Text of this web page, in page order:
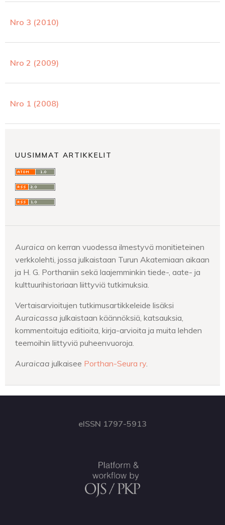
Nro 3 (2010)
Nro 2 (2009)
Nro 1 (2008)
UUSIMMAT ARTIKKELIT
Auraica on kerran vuodessa ilmestyvä monitieteinen
verkkolehti, jossa julkaistaan Turun Akatemiaan aikaan
ja H. G. Porthaniin sekä laajemminkin tiede-, aate- ja
kulttuurihistoriaan liittyviä tutkimuksia.
Vertaisarvioitujen tutkimusartikkeleide lisäksi
Auraicassa julkaistaan käännöksiä, katsauksia,
kommentoituja editioita, kirja-arvioita ja muita lehden
teemoihin liittyviä puheenvuoroja.
Auraicaa julkaisee Porthan-Seura ry
eISSN 1797-5913